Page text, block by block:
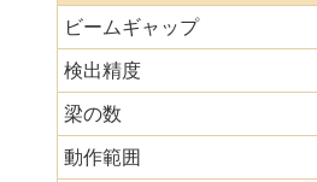
ビームギャップ
検出精度
梁の数
動作範囲